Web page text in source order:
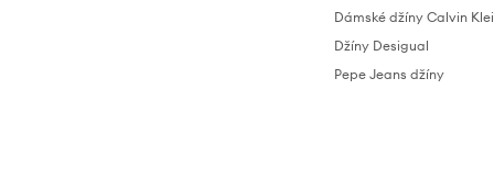
Dámské džíny Calvin
Džíny Desigual
Pepe Jeans džíny